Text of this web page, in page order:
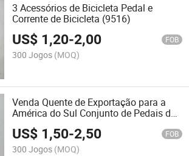
3 Acessórios de Bicicleta Pedal e
Corrente de Bicicleta (9516)
US$ 1,20-2,00 FOB
300 Jogos (MOQ)
Venda Quente de Exportação para a
América do Sul Conjunto de Pedais de
Carbono para Bicicleta (9517)
US$ 1,50-2,50 FOB
300 Jogos (MOQ)